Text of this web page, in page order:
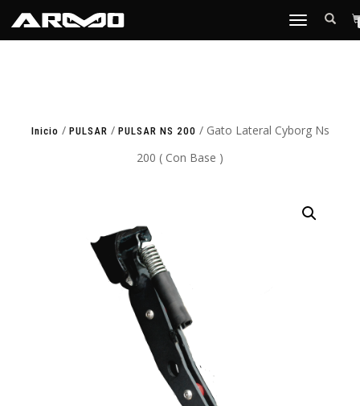
TOGGLE
Inicio / PULSAR / PULSAR NS 200 / Gato Lateral Cyborg Ns
200 ( Con Base )